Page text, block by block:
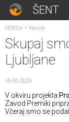
ŠENT
ŠENT.si > Novice
Skupaj
Ljubljane
16-06-2026
V okviru projekta
Zavod Premiki
Včeraj smo se